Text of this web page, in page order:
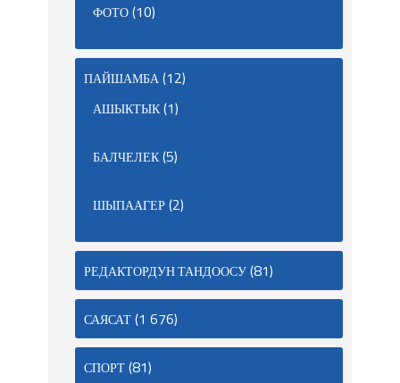
ФОТО(10)
ПАЙШАМБА(12)
АШЫКТЫК(1)
БАЛЧЕЛЕК(5)
ШЫПААГЕР(2)
РЕДАКТОРДУН ТАНДООСУ(81)
САЯСАТ(1 676)
СПОРТ(81)